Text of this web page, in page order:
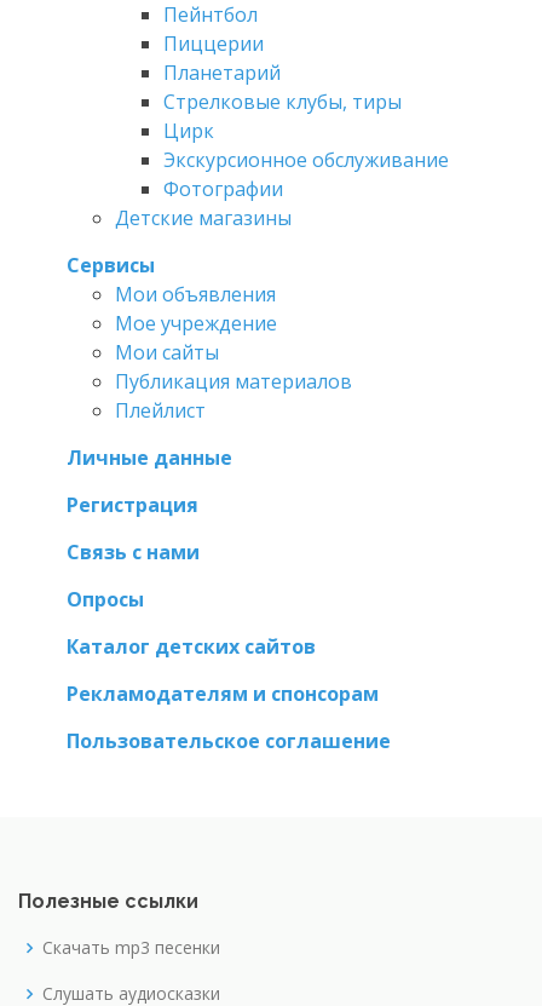
Пейнтбол
Пиццерии
Планетарий
Стрелковые клубы, тиры
Цирк
Экскурсионное обслуживание
Фотографии
Детские магазины
Сервисы
Мои объявления
Мое учреждение
Мои сайты
Публикация материалов
Плейлист
Личные данные
Регистрация
Связь с нами
Опросы
Каталог детских сайтов
Рекламодателям и спонсорам
Пользовательское соглашение
Полезные ссылки
Скачать mp3 песенки
Слушать аудиосказки